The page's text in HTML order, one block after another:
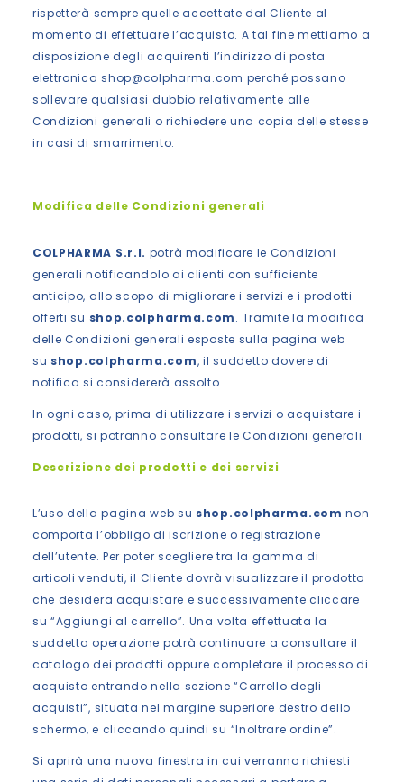
rispetterà sempre quelle accettate dal Cliente al
momento di effettuare l’acquisto. A tal fine mettiamo a
disposizione degli acquirenti l’indirizzo di posta
elettronica shop@colpharma.com perché possano
sollevare qualsiasi dubbio relativamente alle
Condizioni generali o richiedere una copia delle stesse
in casi di smarrimento.
Modifica delle Condizioni generali
COLPHARMA S.r.l. potrà modificare le Condizioni
generali notificandolo ai clienti con sufficiente
anticipo, allo scopo di migliorare i servizi e i prodotti
offerti su shop.colpharma.com. Tramite la modifica
delle Condizioni generali esposte sulla pagina web
su shop.colpharma.com, il suddetto dovere di
notifica si considererà assolto.
In ogni caso, prima di utilizzare i servizi o acquistare i
prodotti, si potranno consultare le Condizioni generali.
Descrizione dei prodotti e dei servizi
L’uso della pagina web su shop.colpharma.com non
comporta l’obbligo di iscrizione o registrazione
dell’utente. Per poter scegliere tra la gamma di
articoli venduti, il Cliente dovrà visualizzare il prodotto
che desidera acquistare e successivamente cliccare
su “Aggiungi al carrello”. Una volta effettuata la
suddetta operazione potrà continuare a consultare il
catalogo dei prodotti oppure completare il processo di
acquisto entrando nella sezione “Carrello degli
acquisti”, situata nel margine superiore destro dello
schermo, e cliccando quindi su “Inoltrare ordine”.
Si aprirà una nuova finestra in cui verranno richiesti